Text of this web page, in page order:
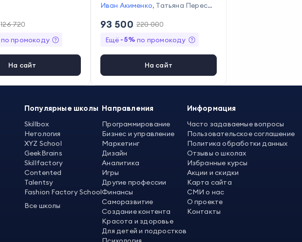
126 720
по промокоду
На сайт
Иван Акименко, Татьяна Пересып
тьяна Скрипник,Эльмира Кагиро
Юлия Кар
плюк, Любовь Волосатова,
Трященко,Светлана Пополитов
93 500 220 000
Ещё -5% по промокоду
На сайт
Популярные школы
Все школы
Skillbox
Нетология
XYZ School
GeekBrains
Skillfactory
Contented
Talentsy
Fashion Factory School
Направления
Программирование
Бизнес и управление
Маркетинг
Дизайн
Аналитика
Игры
Другие профессии
Финансы
Саморазвитие
Создание контента
Красота и здоровье
Для детей и подростков
Информация
Часто задаваемые вопросы
Пользовательское соглашение
Политика обработки данных
Отзывы о школах
Избранные курсы
Акции и скидки
Карта сайта
СМИ о нас
О проекте
Контакты